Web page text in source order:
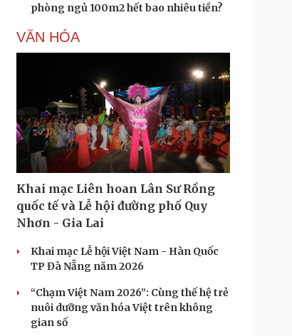
phòng ngủ 100m2 hết bao nhiêu tiền?
VĂN HÓA
Khai mạc Liên hoan Lân Sư Rồng
quốc tế và Lễ hội đường phố Quy
Nhơn - Gia Lai
Khai mạc Lễ hội Việt Nam - Hàn Quốc
TP Đà Nẵng năm 2026
“Chạm Việt Nam 2026”: Cùng thế hệ trẻ
nuôi dưỡng văn hóa Việt trên không
gian số